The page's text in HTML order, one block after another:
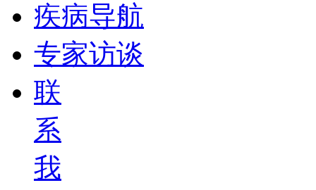
疾病导航
专家访谈
联
系
我